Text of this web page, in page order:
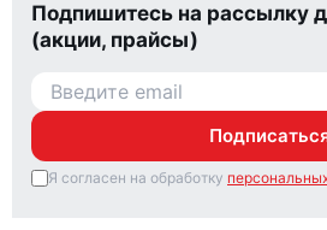
Подпишитесь на рассылку
(акции, прайсы)
Я согласен на обработку